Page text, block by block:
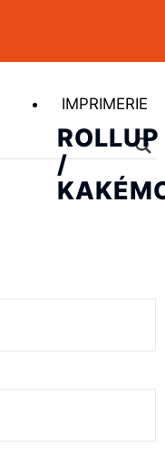
IMPRIMERIE
ROLLUP
/